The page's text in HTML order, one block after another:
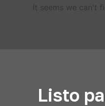
It seems we can't
Listo